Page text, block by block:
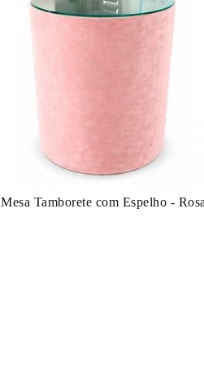
Mesa Tamborete com Espelho - Rosa